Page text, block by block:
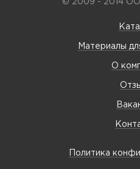
© 2009 - 2014
Материалы
О
Политика